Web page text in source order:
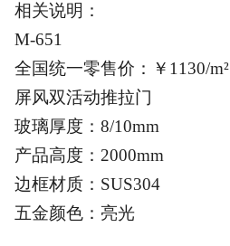
相关说明：
M-651
全国统一零售价：￥1130/m²
屏风双活动推拉门
玻璃厚度：8/10mm
产品高度：2000mm
边框材质：SUS304
五金颜色：亮光